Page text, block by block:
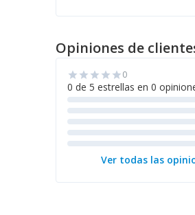
Opiniones de
star star star star star0
0 de 5 estrellas en 0
Ver todas las